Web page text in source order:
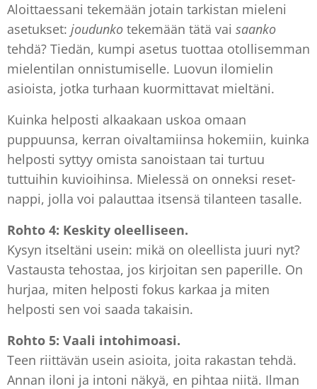
Aloittaessani tekemään jotain tarkistan mieleni
asetukset: joudunko tekemään tätä vai saanko
tehdä? Tiedän, kumpi asetus tuottaa otollisemman
mielentilan onnistumiselle. Luovun ilomielin
asioista, jotka turhaan kuormittavat mieltäni.
Kuinka helposti alkaakaan uskoa omaan
puppuunsa, kerran oivaltamiinsa hokemiin, kuinka
helposti syttyy omista sanoistaan tai turtuu
tuttuihin kuvioihinsa. Mielessä on onneksi reset-
nappi, jolla voi palauttaa itsensä tilanteen tasalle.
Rohto 4: Keskity oleelliseen.
Kysyn itseltäni usein: mikä on oleellista juuri nyt?
Vastausta tehostaa, jos kirjoitan sen paperille. On
hurjaa, miten helposti fokus karkaa ja miten
helposti sen voi saada takaisin.
Rohto 5: Vaali intohimoasi.
Teen riittävän usein asioita, joita rakastan tehdä.
Annan iloni ja intoni näkyä, en pihtaa niitä. Ilman